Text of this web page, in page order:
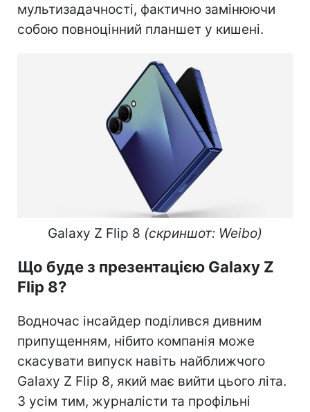
мультизадачності, фактично замінюючи
собою повноцінний планшет у кишені.
Galaxy Z Flip 8 (скриншот: Weibo)
Що буде з презентацією Galaxy Z
Flip 8?
Водночас інсайдер поділився дивним
припущенням, нібито компанія може
скасувати випуск навіть найближчого
Galaxy Z Flip 8, який має вийти цього літа.
З усім тим, журналісти та профільні